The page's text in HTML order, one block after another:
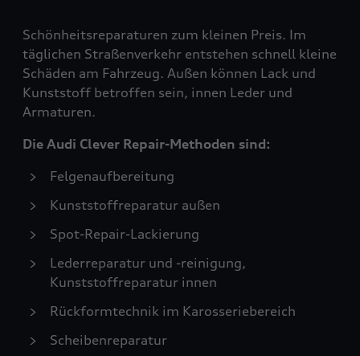
Schönheitsreparaturen zum kleinen Preis. Im
täglichen Straßenverkehr entstehen schnell kleine
Schäden am Fahrzeug. Außen können Lack und
Kunststoff betroffen sein, innen Leder und
Armaturen.
Die Audi Clever Repair-Methoden sind:
Felgenaufbereitung
Kunststoffreparatur außen
Spot-Repair-Lackierung
Lederreparatur und -reinigung,
Kunststoffreparatur innen
Rückformtechnik im Karosseriebereich
Scheibenreparatur